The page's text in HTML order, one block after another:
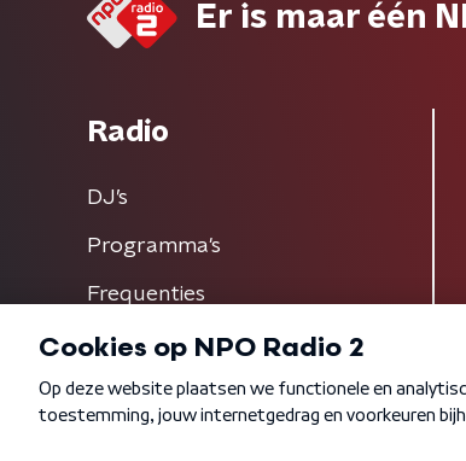
Er is maar één
Radio
DJ’s
Programma's
Frequenties
Algemene voorwaarden Privacybeleid